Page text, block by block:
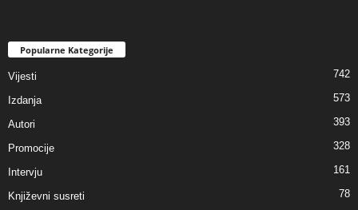
Popularne Kategorije
Vijesti 742
Izdanja 573
Autori 393
Promocije 328
Intervju 161
Književni susreti 78